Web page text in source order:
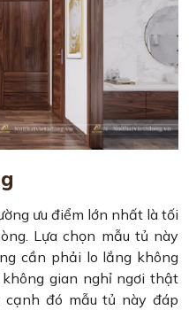
ưu điểm lớn nhất là tối
Lựa chọn mẫu tủ này
cần phải lo lắng không
gian nghỉ ngơi thật
đó mẫu tủ này đáp